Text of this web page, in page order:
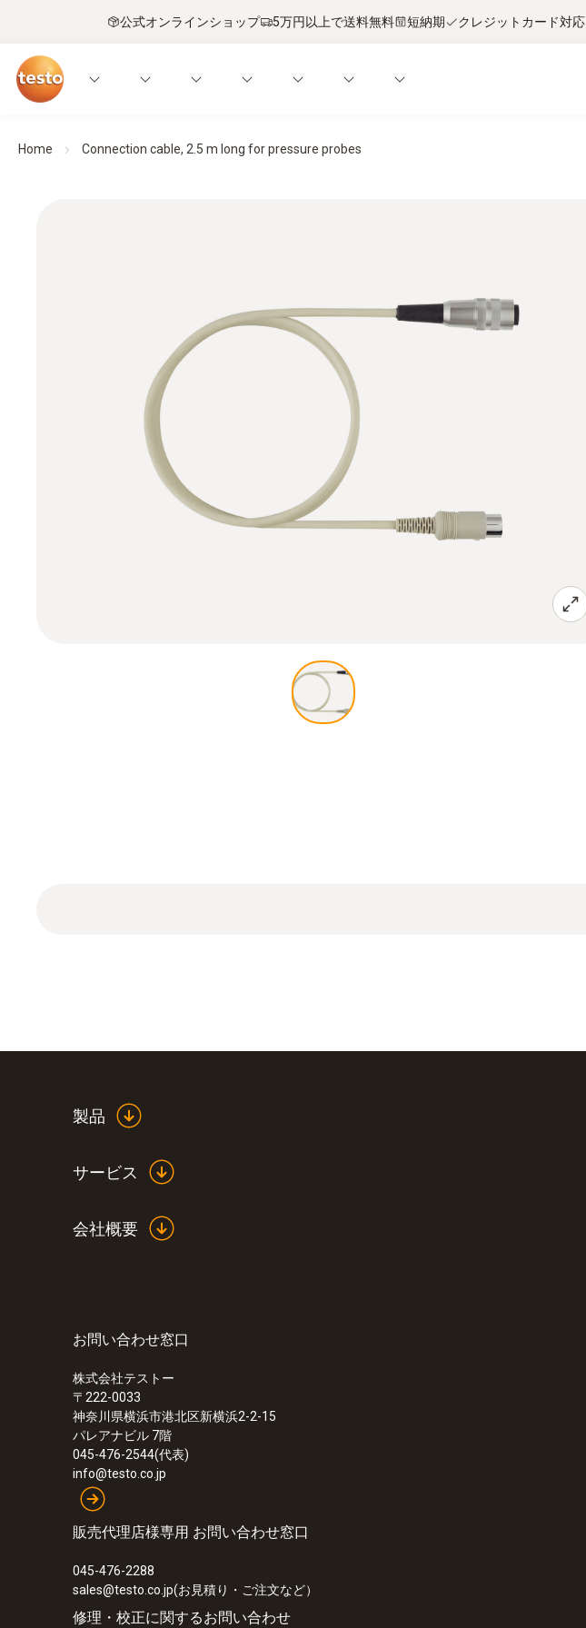
公式オンラインショップ 5万円以上で送料無料 短納期 クレジットカード対応
Home Connection cable, 2.5 m long for pressure probes
:0560 5210
製品
サービス
会社概要
お問い合わせ窓口
株式会社テストー
〒222-0033
神奈川県横浜市港北区新横浜2-2-15
パレアナビル 7階
045-476-2544(代表)
info@testo.co.jp
販売代理店様専用 お問い合わせ窓口
045-476-2288
sales@testo.co.jp(お見積り・ご注文など）
修理・校正に関するお問い合わせ